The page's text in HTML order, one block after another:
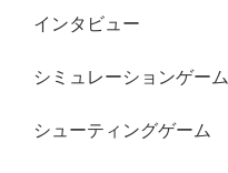
インタビュー
シミュレーションゲーム
シューティングゲーム